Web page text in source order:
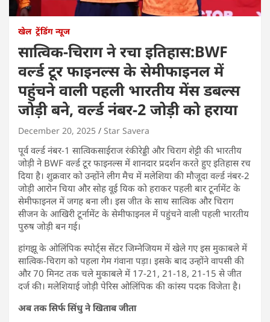
खेल ट्रेंडिंग न्यूज
सात्विक-चिराग ने रचा इतिहास:BWF
वर्ल्ड टूर फाइनल्स के सेमीफाइनल में
पहुंचने वाली पहली भारतीय मेंस डबल्स
जोड़ी बने, वर्ल्ड नंबर-2 जोड़ी को हराया
December 20, 2025 Star Savera
पूर्व वर्ल्ड नंबर-1 सात्विकसाईराज रंकीरेड्डी और चिराग शेट्टी की भारतीय
जोड़ी ने BWF वर्ल्ड टूर फाइनल्स में शानदार प्रदर्शन करते हुए इतिहास रच
दिया है। शुक्रवार को उन्होंने लीग मैच में मलेशिया की मौजूदा वर्ल्ड नंबर-2
जोड़ी आरोन चिया और सोह वूई यिक को हराकर पहली बार टूर्नामेंट के
सेमीफाइनल में जगह बना ली। इस जीत के साथ सात्विक और चिराग
सीजन के आखिरी टूर्नामेंट के सेमीफाइनल में पहुंचने वाली पहली भारतीय
पुरुष जोड़ी बन गई।
हांगझू के ओलिंपिक स्पोर्ट्स सेंटर जिम्नेजियम में खेले गए इस मुकाबले में
सात्विक-चिराग को पहला गेम गंवाना पड़ा। इसके बाद उन्होंने वापसी की
और 70 मिनट तक चले मुकाबले में 17-21, 21-18, 21-15 से जीत
दर्ज की। मलेशियाई जोड़ी पेरिस ओलिंपिक की कांस्य पदक विजेता है।
अब तक सिर्फ सिंधु ने खिताब जीता